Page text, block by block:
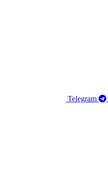
Telegram